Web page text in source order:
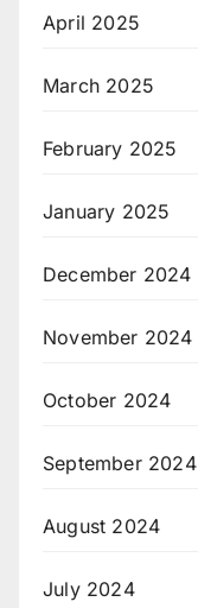
April 2025
March 2025
February 2025
January 2025
December 2024
November 2024
October 2024
September 2024
August 2024
July 2024